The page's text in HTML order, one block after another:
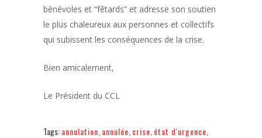
bénévoles et “fêtards” et adresse son soutien
le plus chaleureux aux personnes et collectifs
qui subissent les conséquences de la crise.
Bien amicalement,
Le Président du CCL
Tags:annulation annulée crise état d'urgence